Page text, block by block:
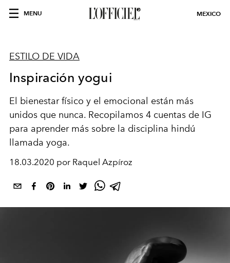
MENU MEXICO
ESTILO DE VIDA
Inspiración yogui
El bienestar físico y el emocional están más
unidos que nunca. Recopilamos 4 cuentas de IG
para aprender más sobre la disciplina hindú
llamada yoga.
18.03.2020 por Raquel Azpíroz